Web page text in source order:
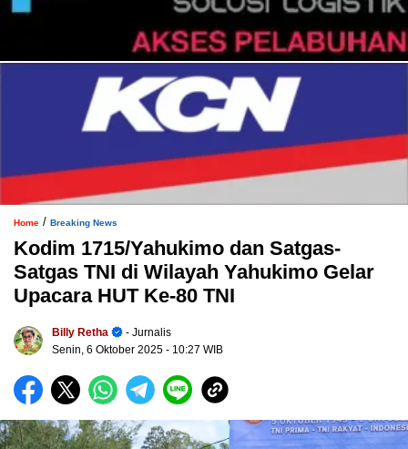
Home / Breaking News
Kodim 1715/Yahukimo dan Satgas-
Satgas TNI di Wilayah Yahukimo Gelar
Upacara HUT Ke-80 TNI
Billy Retha
- Jurnalis
Senin, 6 Oktober 2025 - 10:27 WIB